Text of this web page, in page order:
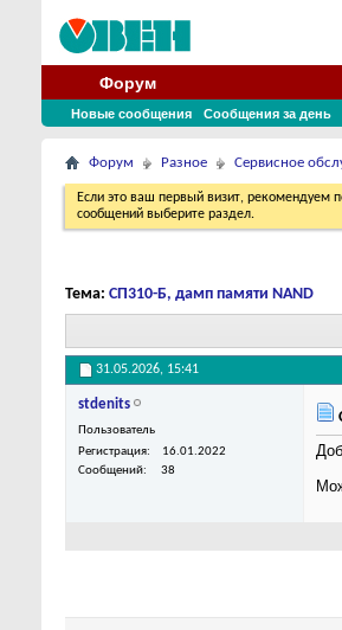
Форум
Новые сообщения Сообщения за день
Форум Разное Сервисное
Если это ваш первый визит, рекомендуем
сообщений выберите раздел.
Тема: СП310-Б, дамп памяти NAND
31.05.2026, 15:41
stdenits
Пользователь
Регистрация
16.01.2022
Сообщений
38